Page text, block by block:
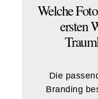
Welche
ersten
Die
Branding